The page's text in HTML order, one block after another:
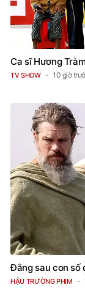
Ca sĩ Hương
TV SHOW 10 giờ
Đằng sau con số
HẬU TRƯỜNG PHIM